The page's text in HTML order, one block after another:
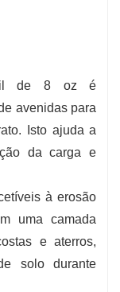
de 8 oz é
avenidas para
Isto ajuda a
da carga e
à erosão
uma camada
e aterros,
solo durante